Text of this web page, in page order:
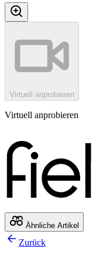
Virtuell anprobieren
Virtuell anprobieren
Ähnliche Artikel
Zurück